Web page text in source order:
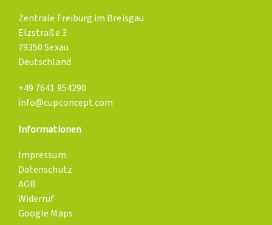
Zentrale Freiburg im Breisgau
Elzstraße 3
79350 Sexau
Deutschland
+49 7641 954290
info@cupconcept.com
Informationen
Impressum
Datenschutz
AGB
Widerruf
Google Maps